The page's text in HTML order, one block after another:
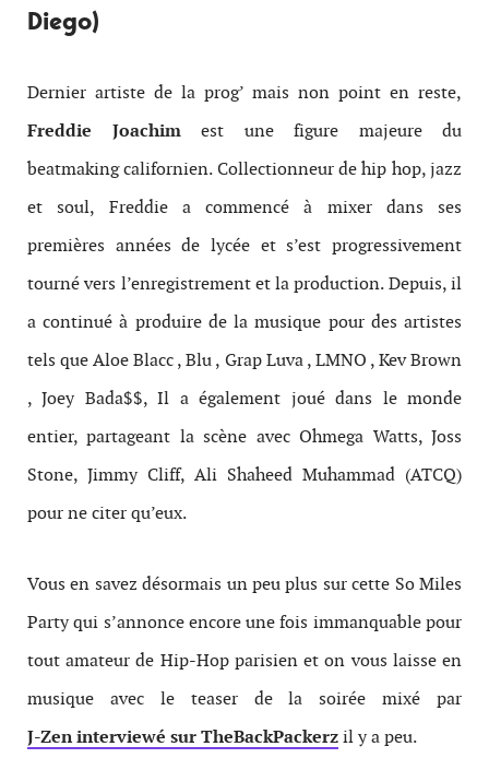
Diego)
Dernier artiste de la prog’ mais non point en reste,
Freddie Joachimest une figure majeure du
beatmaking californien. Collectionneur de hip hop, jazz
et soul, Freddie a commencé à mixer dans ses
premières années de lycée et s’est progressivement
tourné vers l’enregistrement et la production. Depuis, il
a continué à produire de la musique pour des artistes
tels que Aloe Blacc , Blu , Grap Luva , LMNO , Kev Brown
, Joey Bada$$, Il a également joué dans le monde
entier, partageant la scène avec Ohmega Watts, Joss
Stone, Jimmy Cliff, Ali Shaheed Muhammad (ATCQ)
pour ne citer qu’eux.
Vous en savez désormais un peu plus sur cette So Miles
Party qui s’annonce encore une fois immanquable pour
tout amateur de Hip-Hop parisien et on vous laisse en
musique avec le teaser de la soirée mixé par
J-Zen interviewé sur TheBackPackerzil y a peu.